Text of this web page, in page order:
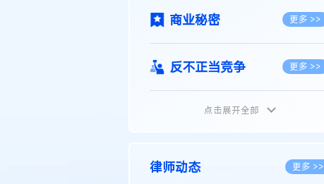
商业秘密 更多 >>
反不正当竞争 更多 >>
植物新品种
地理标志 更多 >>
点击展开全部
律师动态 更多 >>